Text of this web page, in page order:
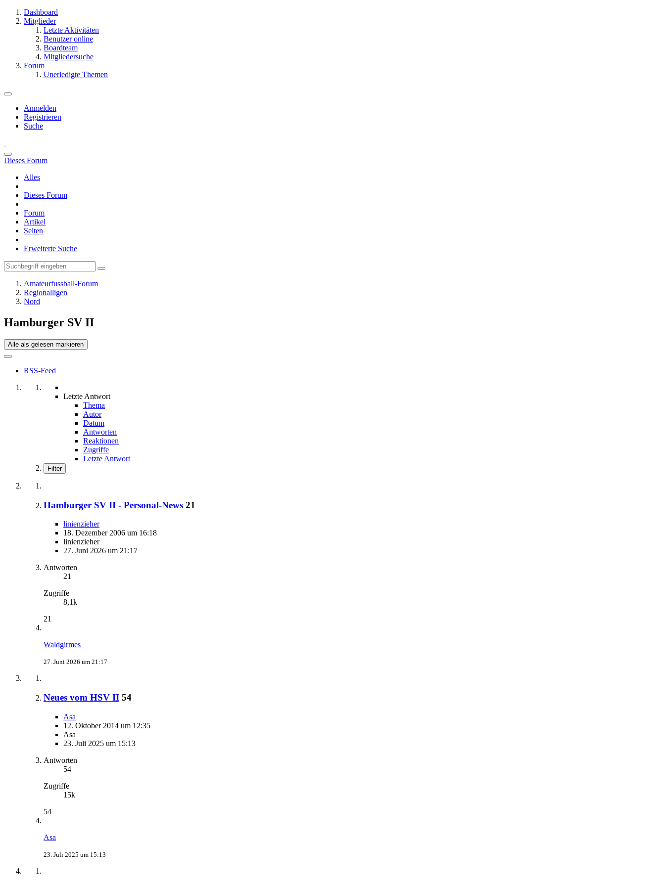
Dashboard
Mitglieder
Letzte Aktivitäten
Benutzer online
Boardteam
Mitgliedersuche
Forum
Unerledigte Themen
Anmelden
Registrieren
Suche
Dieses Forum
Alles
Dieses Forum
Forum
Artikel
Seiten
Erweiterte Suche
Amateurfussball-Forum
Regionalligen
Nord
Hamburger SV II
Alle als gelesen markieren
RSS-Feed
Letzte Antwort
Thema
Autor
Datum
Antworten
Reaktionen
Zugriffe
Letzte Antwort
Filter
Hamburger SV II - Personal-News 21
linienzieher
18. Dezember 2006 um 16:18
linienzieher
27. Juni 2026 um 21:17
Antworten
21
Zugriffe
8,1k
21
Waldgirmes
27. Juni 2026 um 21:17
Neues vom HSV II 54
Asa
12. Oktober 2014 um 12:35
Asa
23. Juli 2025 um 15:13
Antworten
54
Zugriffe
15k
54
Asa
23. Juli 2025 um 15:13